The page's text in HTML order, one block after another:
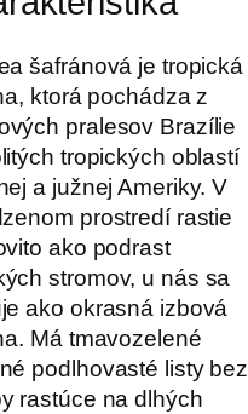
šafránová je tropická
ktorá pochádza z
pralesov Brazílie
tropických oblastí
a južnej Ameriky. V
prostredí rastie
ako podrast
stromov, u nás sa
ako okrasná izbová
Má tmavozelené
podlhovasté listy bez
rastúce na dlhých